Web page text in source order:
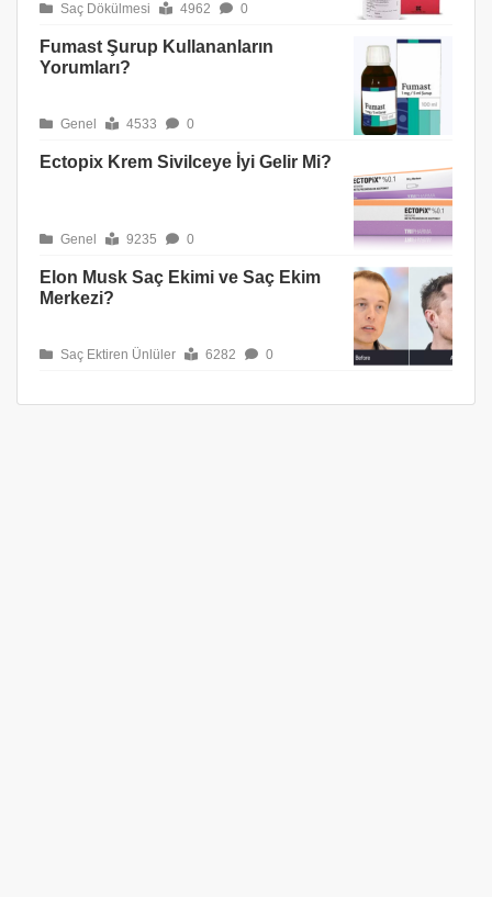
Saç Dökülmesi 4962 0
Fumast Şurup Kullananların
Yorumları?
Genel 4533 0
Ectopix Krem Sivilceye İyi Gelir Mi?
Genel 9235 0
Elon Musk Saç Ekimi ve Saç Ekim
Merkezi?
Saç Ektiren Ünlüler 6282 0